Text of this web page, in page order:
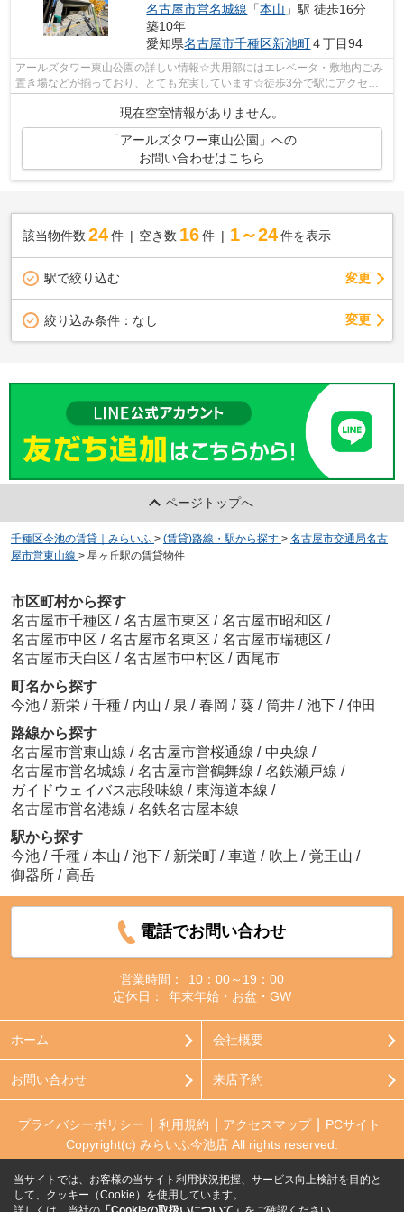
名古屋市営名城線 「本山 」駅 徒歩16分
築10年
愛知県名古屋市千種区新池町４丁目94
アールズタワー東山公園の詳しい情報☆共用部にはエレベータ・敷地内ごみ
置き場などが揃っており、とても充実しています☆徒歩3分で駅にアクセス
できる物件です☆防犯対策もバッチリなマ...
現在空室情報がありません。
「アールズタワー東山公園」への
お問い合わせはこちら
該当物件数 24件 空き数 16 件 1～24 件を表示
駅で絞り込む 変更
絞り込み条件： なし 変更
ページトップへ
千種区今池の賃貸｜みらいふ > (賃貸)路線・駅から探す > 名古屋市交通局名古
屋市営東山線 > 星ヶ丘駅の賃貸物件
市区町村から探す
名古屋市千種区 / 名古屋市東区 / 名古屋市昭和区 /
名古屋市中区 / 名古屋市名東区 / 名古屋市瑞穂区 /
名古屋市天白区 / 名古屋市中村区 / 西尾市
町名から探す
今池 / 新栄 / 千種 / 内山 / 泉 / 春岡 / 葵 / 筒井 / 池下 / 仲田
路線から探す
名古屋市営東山線 / 名古屋市営桜通線 / 中央線 /
名古屋市営名城線 / 名古屋市営鶴舞線 / 名鉄瀬戸線 /
ガイドウェイバス志段味線 / 東海道本線 /
名古屋市営名港線 / 名鉄名古屋本線
駅から探す
今池 / 千種 / 本山 / 池下 / 新栄町 / 車道 / 吹上 / 覚王山 /
御器所 / 高岳
電話でお問い合わせ
営業時間：
10：00～19：00
定休日：
年末年始・お盆・GW
ホーム 会社概要
お問い合わせ 来店予約
プライバシーポリシー 利用規約 アクセスマップ
PCサイト
Copyright(c) みらいふ今池店 All rights reserved.
当サイトでは、お客様の当サイト利用状況把握、サービス向上検討を目的と
して、クッキー（Cookie）を使用しています。